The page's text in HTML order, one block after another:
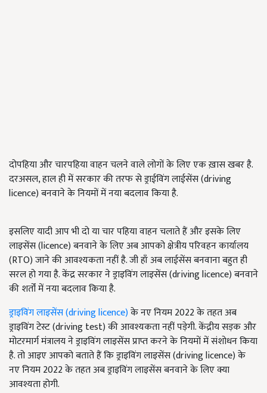
दोपहिया और चारपहिया वाहन चलने वाले लोगों के लिए एक ख़ास खबर है.
दरअसल, हाल ही में सरकार की तरफ से ड्राईविंग लाईसेंस (driving
licence) बनवाने के नियमों में नया बदलाव किया है.
इसलिए यादी आप भी दो या चार पहिया वाहन चलाते हैं और इसके लिए
लाइसेंस (licence) बनवाने के लिए अब आपको क्षेत्रीय परिवहन कार्यालय
(RTO) जाने की आवश्यकता नहीं है. जी हाँ अब लाईसेंस बनवाना बहुत ही
सरल हो गया है. केंद्र सरकार ने ड्राइविंग लाइसेंस (driving licence) बनवाने
की शर्तों में नया बदलाव किया है.
ड्राइविंग लाइसेंस (driving licence)के नए नियम 2022 के तहत अब
ड्राइविंग टेस्ट (driving test) की आवश्यकता नहीं पड़ेगी. केंद्रीय सड़क और
मोटरमार्ग मंत्रालय ने ड्राइविंग लाइसेंस प्राप्त करने के नियमों में संशोधन किया
है. तो आइए आपको बताते हैं कि ड्राइविंग लाइसेंस (driving licence) के
नए नियम 2022 के तहत अब ड्राइविंग लाइसेंस बनवाने के लिए क्या
आवश्यता होगी.